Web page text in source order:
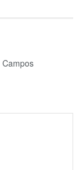
Campos